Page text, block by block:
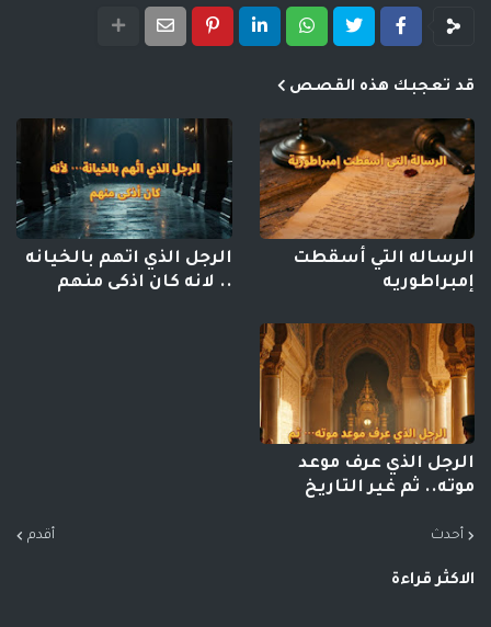
قد تعجبك هذه القصص
الرساله التي أسقطت
إمبراطوريه
الرجل الذي اتهم بالخيانه
.. لانه كان اذكى منهم
الرجل الذي عرف موعد
موته.. ثم غير التاريخ
أحدث أقدم
الاكثر قراءة